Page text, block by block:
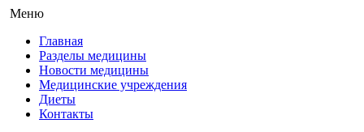
Меню
Главная
Разделы медицины
Новости медицины
Медицинские учреждения
Диеты
Контакты